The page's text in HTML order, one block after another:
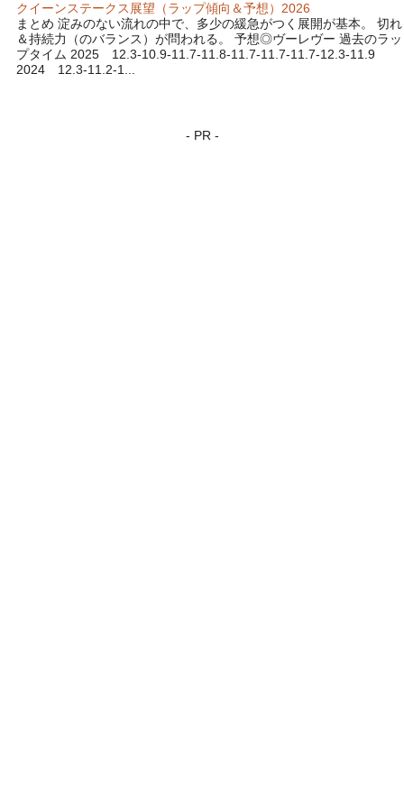
クイーンステークス展望（ラップ傾向＆予想）2026
まとめ 淀みのない流れの中で、多少の緩急がつく展開が基本。 切れ
＆持続力（のバランス）が問われる。 予想◎ヴーレヴー 過去のラッ
プタイム 2025 12.3-10.9-11.7-11.8-11.7-11.7-11.7-12.3-11.9
2024 12.3-11.2-1...
- PR -